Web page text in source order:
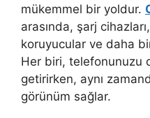
mükemmel bir yoldur.
arasında, şarj
koruyucular ve daha
Her biri, telefonunuzu
getirirken, aynı
görünüm sağlar.